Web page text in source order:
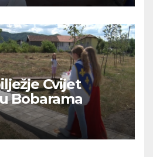
Cvijet
Bobarama